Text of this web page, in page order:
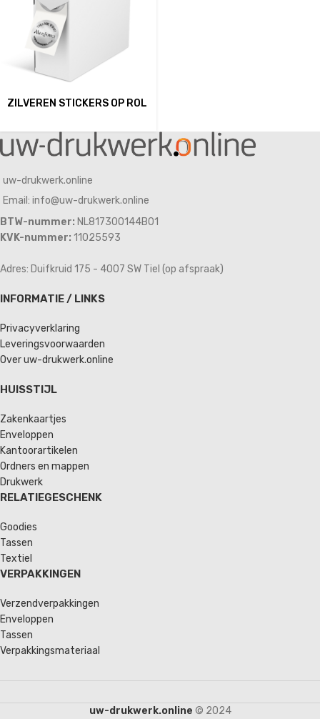
ZILVEREN STICKERS OP ROL
uw-drukwerk.online
Email: info@uw-drukwerk.online
BTW-nummer: NL817300144B01
KVK-nummer: 11025593
Adres: Duifkruid 175 - 4007 SW Tiel (op afspraak)
INFORMATIE / LINKS
Privacyverklaring
Leveringsvoorwaarden
Over uw-drukwerk.online
HUISSTIJL
Zakenkaartjes
Enveloppen
Kantoorartikelen
Ordners en mappen
Drukwerk
RELATIEGESCHENK
Goodies
Tassen
Textiel
VERPAKKINGEN
Verzendverpakkingen
Enveloppen
Tassen
Verpakkingsmateriaal
uw-drukwerk.online © 2024